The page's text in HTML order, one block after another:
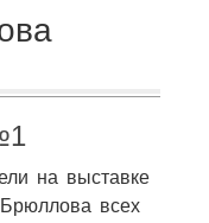
на выставке
всех